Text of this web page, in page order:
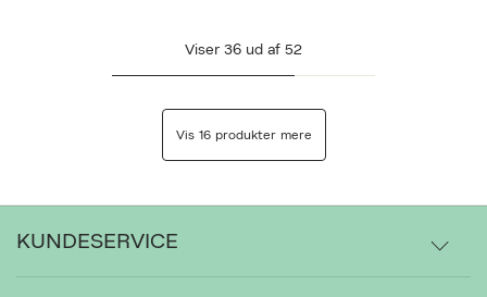
Viser 36 ud af 52
Vis 16 produkter mere
KUNDESERVICE